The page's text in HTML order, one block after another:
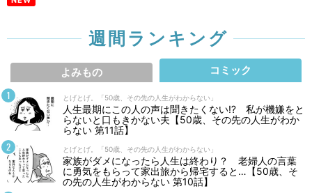
週間ランキング
よみもの コミック
とげとげ。「50歳、その先の人生がわからない」
人生最期にこの人の声は聞きたくない⁉ 私が機嫌をと
らないと口もきかない夫【50歳、その先の人生がわか
らない 第11話】
とげとげ。「50歳、その先の人生がわからない」
家族がダメになったら人生は終わり？ 老婦人の言葉
に勇気をもらって家出旅から帰宅すると…【50歳、そ
の先の人生がわからない 第10話】